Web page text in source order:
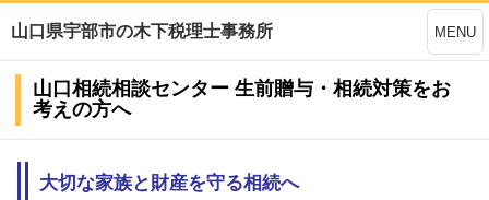
山口県宇部市の木下税理士事務所 MENU
山口相続相談センター 生前贈与・相続対策をお
考えの方へ
大切な家族と財産を守る相続へ